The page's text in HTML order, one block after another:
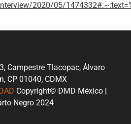
2020/05/
Campestre Tlacopac, Álvaro
CP 01040, CDMX
Copyright© DMD México |
Negro 2024